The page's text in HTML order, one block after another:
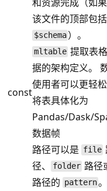
该文件的顶部包
$schema ）。
const
mltable 提取表
据的架构定义。
使用者可以更轻
将表具体化为
Pandas/Dask/
数据帧
路径可以是 file
径、
folder 路径
路径的 pattern。